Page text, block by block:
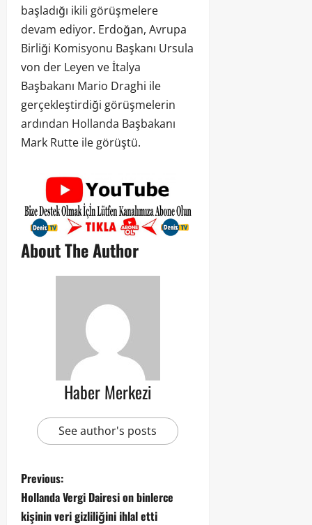
başladığı ikili görüşmelere
devam ediyor. Erdoğan, Avrupa
Birliği Komisyonu Başkanı Ursula
von der Leyen ve İtalya
Başbakanı Mario Draghi ile
gerçekleştirdiği görüşmelerin
ardından Hollanda Başbakanı
Mark Rutte ile görüştü.
About The Author
Haber Merkezi
See author's posts
Previous:
Hollanda Vergi Dairesi on binlerce
kişinin veri gizliliğini ihlal etti